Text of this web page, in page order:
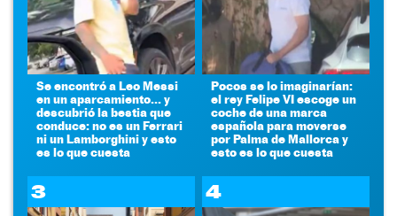
Se encontró a Leo Messi
en un aparcamiento... y
descubrió la bestia que
conduce: no es un Ferrari
ni un Lamborghini y esto
es lo que cuesta
Pocos se lo imaginarían:
el rey Felipe VI escoge un
coche de una marca
española para moverse
por Palma de Mallorca y
esto es lo que cuesta
3 4